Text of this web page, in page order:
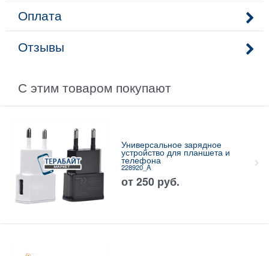
Оплата
Отзывы
С этим товаром покупают
Универсальное зарядное
устройство для планшета и
телефона
228920_A
от 250 руб.